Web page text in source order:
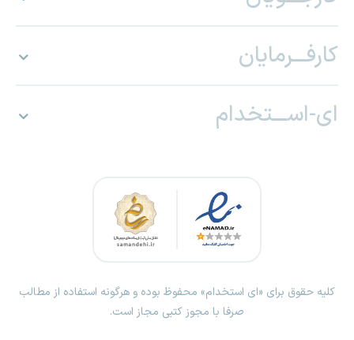
کارفـــرمایان
ای-اســـتخدام
کلیه حقوق برای «ای استخدام» محفوظ بوده و هرگونه استفاده از مطالب
صرفا با مجوز کتبی مجاز است.